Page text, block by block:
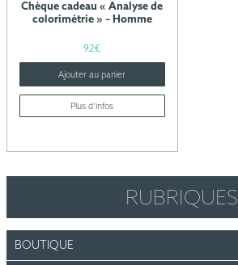
Chèque cadeau « Analyse de
colorimétrie » – Homme
92€
Ajouter au panier
Plus d’infos
RUBRIQUES
BOUTIQUE